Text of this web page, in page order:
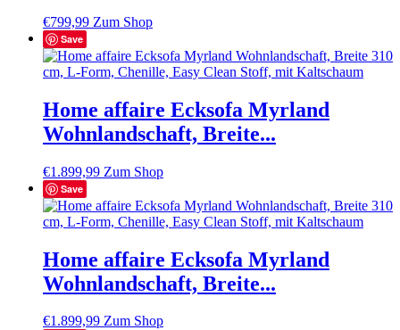
€799,99 Zum Shop
Save
Home affaire Ecksofa Myrland
Wohnlandschaft, Breite...
€1.899,99 Zum Shop
Save
Home affaire Ecksofa Myrland
Wohnlandschaft, Breite...
€1.899,99 Zum Shop